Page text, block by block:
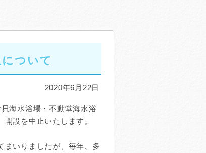
ついて
2020年6月22日
海水浴場・不動堂海水浴
設を中止いたします。
いりましたが、毎年、多